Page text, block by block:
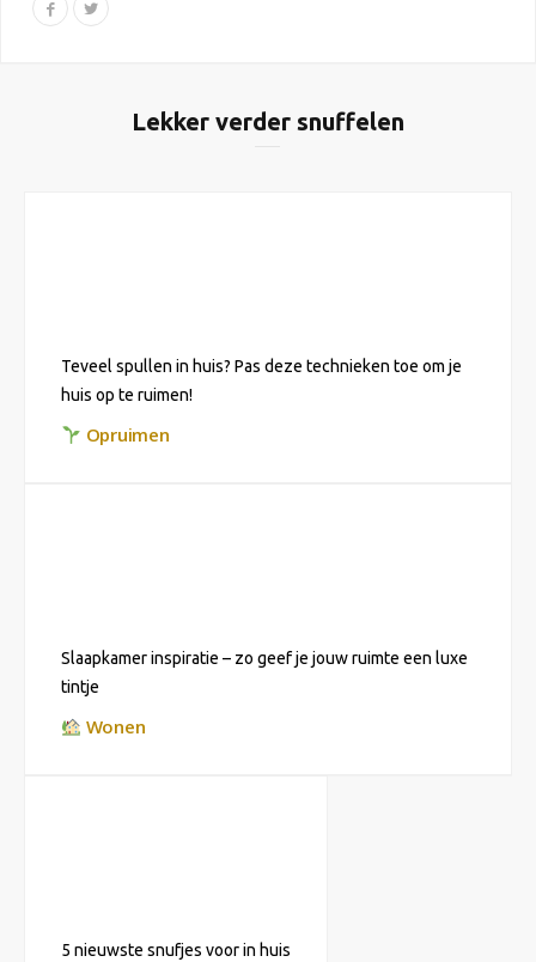
Lekker verder snuffelen
Teveel spullen in huis? Pas deze technieken toe om je
huis op te ruimen!
Opruimen
Slaapkamer inspiratie – zo geef je jouw ruimte een luxe
tintje
Wonen
5 nieuwste snufjes voor in huis